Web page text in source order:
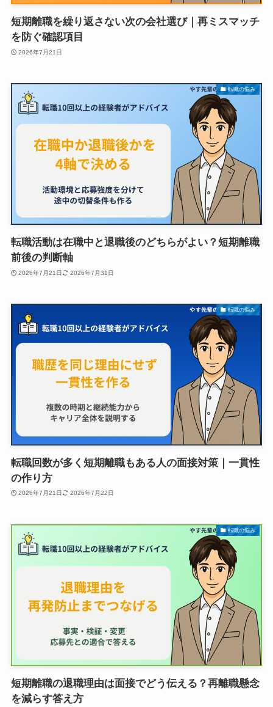
短期離職を繰り返さない次の会社選び｜再ミスマッチ
を防ぐ確認項目
2026年7月21日
転職の悩み
転職活動は在職中と退職後のどちらがよい？短期離職
前後の判断軸
2026年7月21日 2026年7月31日
転職の悩み
転職回数が多く短期離職もある人の面接対策｜一貫性
の作り方
2026年7月21日 2026年7月22日
転職の悩み
短期離職の退職理由は面接でどう伝える？再離職懸念
を減らす答え方